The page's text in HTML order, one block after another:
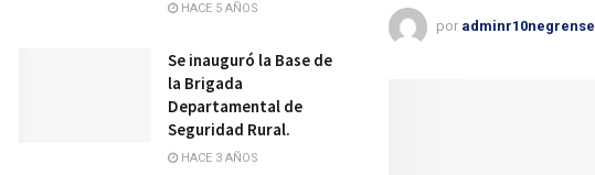
por adminr10negrense
HACE 5 AÑOS
Se inauguró la Base de
la Brigada
Departamental de
Seguridad Rural.
HACE 3 AÑOS